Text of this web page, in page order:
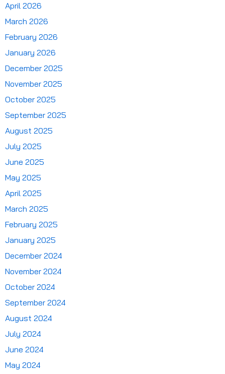
April 2026
March 2026
February 2026
January 2026
December 2025
November 2025
October 2025
September 2025
August 2025
July 2025
June 2025
May 2025
April 2025
March 2025
February 2025
January 2025
December 2024
November 2024
October 2024
September 2024
August 2024
July 2024
June 2024
May 2024